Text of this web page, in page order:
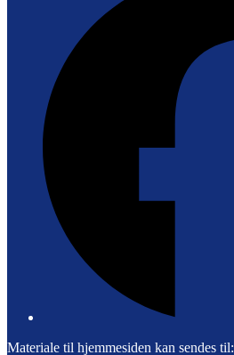
Materiale til hjemmesiden kan sendes til: